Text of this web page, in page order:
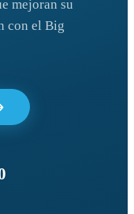
mejoran su
con el Big